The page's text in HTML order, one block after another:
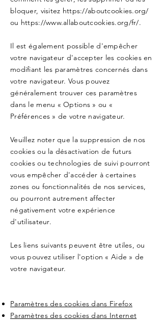
bloquer, visitez https://aboutcookies.org/
ou https://www.allaboutcookies.org/fr/.
Il est également possible d'empêcher
votre navigateur d'accepter les cookies en
modifiant les paramètres concernés dans
votre navigateur. Vous pouvez
généralement trouver ces paramètres
dans le menu « Options » ou «
Préférences » de votre navigateur.
Veuillez noter que la suppression de nos
cookies ou la désactivation de futurs
cookies ou technologies de suivi pourront
vous empêcher d'accéder à certaines
zones ou fonctionnalités de nos services,
ou pourront autrement affecter
négativement votre expérience
d'utilisateur.
Les liens suivants peuvent être utiles, ou
vous pouvez utiliser l'option « Aide » de
votre navigateur.
Paramètres des cookies dans Firefox
Paramètres des cookies dans Internet